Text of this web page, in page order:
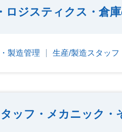
ロジスティクス・倉
製造管理 生産/製造スタッフ
ッフ・メカニック・